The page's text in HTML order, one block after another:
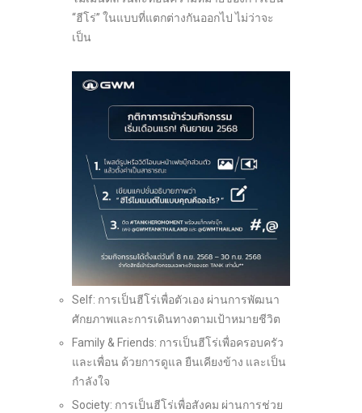
“ฮีโร่” ในแบบที่แตกต่างกันออกไป ไม่ว่าจะ
เป็น
Self: การเป็นฮีโร่เพื่อตัวเอง ผ่านการพัฒนา
ศักยภาพและการเดินทางตามเป้าหมายชีวิต
Family & Friends: การเป็นฮีโร่เพื่อครอบครัว
และเพื่อน ด้วยการดูแล ยืนเคียงข้าง และเป็น
กำลังใจ
Society: การเป็นฮีโร่เพื่อสังคม ผ่านการช่วย